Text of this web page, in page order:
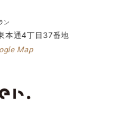
ン
本通4丁目37番地
Map